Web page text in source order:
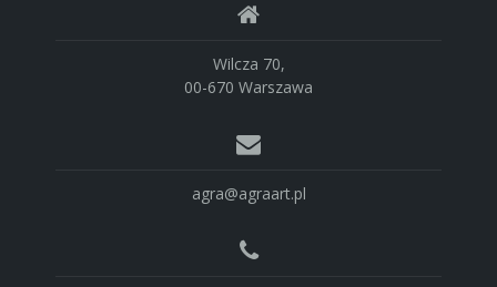
Wilcza 70,
00-670 Warszawa
agra@agraart.pl